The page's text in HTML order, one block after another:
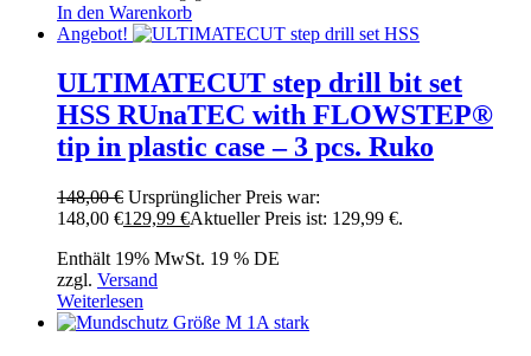
In den Warenkorb
Angebot!
ULTIMATECUT step drill bit set
HSS RUnaTEC with FLOWSTEP®
tip in plastic case – 3 pcs. Ruko
148,00€ Ursprünglicher Preis war:
148,00 €129,99 €Aktueller Preis ist: 129,99 €.
Enthält 19% MwSt. 19 % DE
zzgl. Versand
Weiterlesen